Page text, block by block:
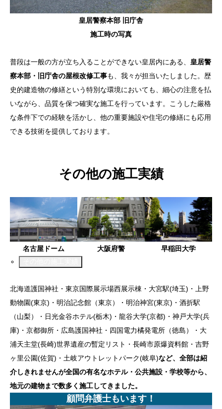
皇居警察本部 旧庁舎
施工時の写真
普段は一般の方が立ち入ることができない皇居内にある、 皇居警
察本部・旧庁舎の屋根改修工事も、我々が担当いたしました。歴
史的建造物の修繕という特別な環境においても、細心の注意を払
いながら、品質を保つ確実な施工を行っています。こうした厳格
な条件下での経験を活かし、他の重要施設や住宅の修繕にも応用
できる技術を提供しております。
その他の施工実績
名古屋ドーム 大阪府警
早稲田大学
北海道護国神社・東京国際展示場西展示棟・大宮駅(埼玉)・上野
動物園(東京)・明治記念館（東京）・明治神宮(東京)・酒折駅
（山梨）・日光金谷ホテル(栃木)・龍谷大学(京都)・神戸大学(兵
庫)・京都御所・広島護国神社・四国電力橘発電所（徳島）・大
浦天主堂(長崎)世界遺産の暫定リスト・長崎市原爆資料館・吉野
ヶ里公園(佐賀)・土岐アウトレットパーク(岐阜)など、全部は紹
介しきれませんが全国の有名なホテル・公共施設・学校等から、
地元の建物まで数多く施工してきました。
顧問弁護士もいます！